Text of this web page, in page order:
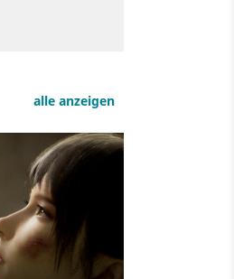
alle anzeigen